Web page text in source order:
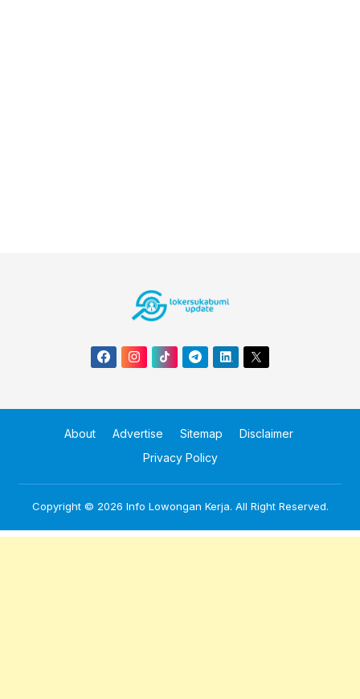
About Advertise Sitemap
Disclaimer
Privacy Policy
Copyright © 2026 Info Lowongan Kerja. All Right Reserved.